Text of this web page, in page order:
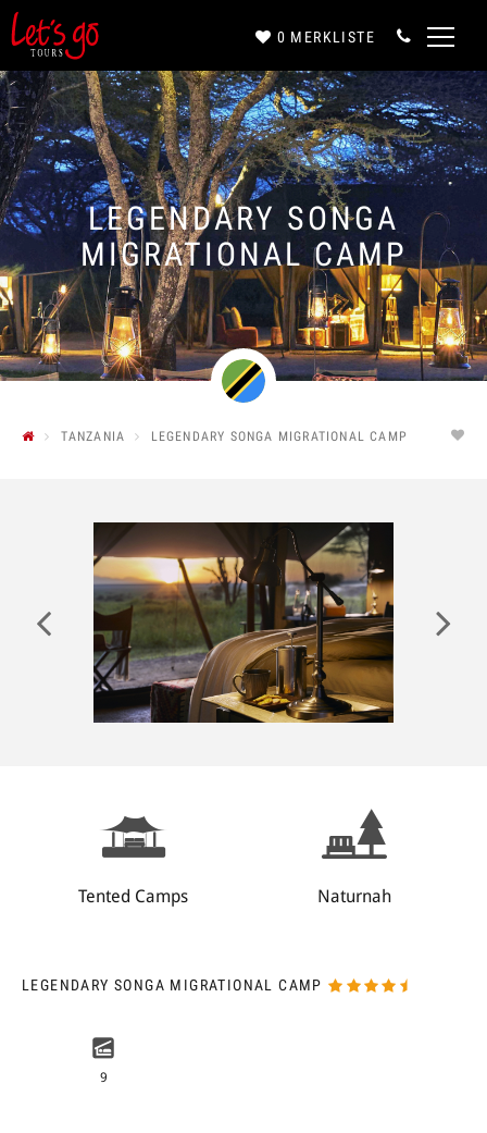
0 MERKLISTE
LEGENDARY SONGA
MIGRATIONAL CAMP
TANZANIA LEGENDARY SONGA MIGRATIONAL CAMP
Tented Camps Naturnah
LEGENDARY SONGA MIGRATIONAL CAMP
9
Anrede*
Vorname*
Nachname*
ANMELDEN